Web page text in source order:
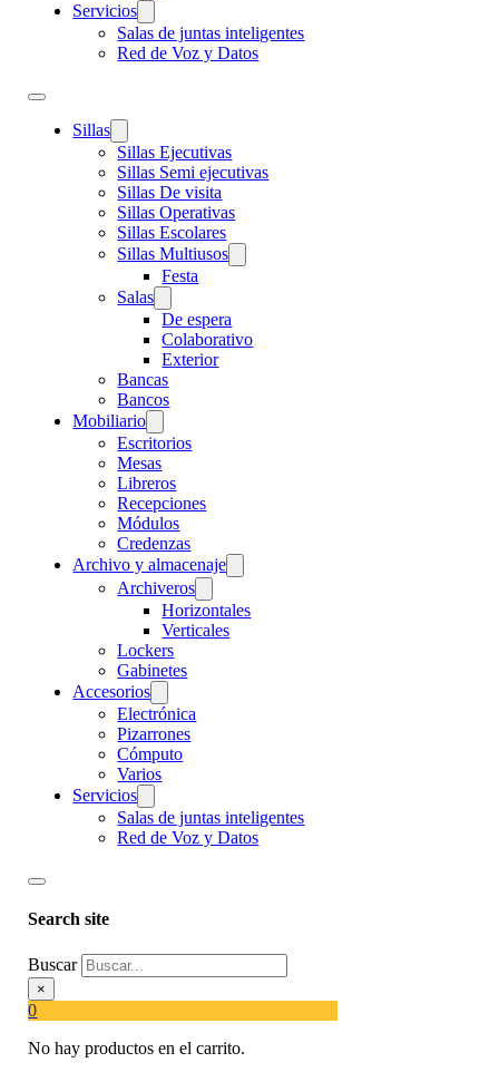
Servicios
Salas de juntas inteligentes
Red de Voz y Datos
Sillas
Sillas Ejecutivas
Sillas Semi ejecutivas
Sillas De visita
Sillas Operativas
Sillas Escolares
Sillas Multiusos
Festa
Salas
De espera
Colaborativo
Exterior
Bancas
Bancos
Mobiliario
Escritorios
Mesas
Libreros
Recepciones
Módulos
Credenzas
Archivo y almacenaje
Archiveros
Horizontales
Verticales
Lockers
Gabinetes
Accesorios
Electrónica
Pizarrones
Cómputo
Varios
Servicios
Salas de juntas inteligentes
Red de Voz y Datos
Search site
Buscar
×
0
No hay productos en el carrito.